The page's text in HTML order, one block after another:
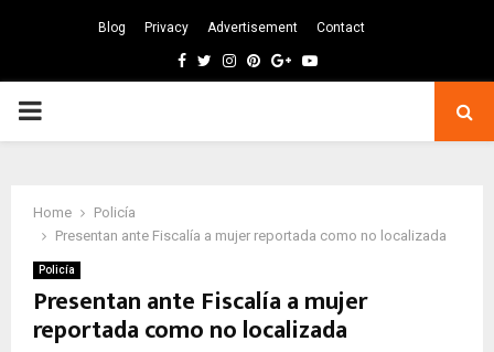
Blog Privacy Advertisement Contact
Facebook
TwitterInstagram
Pinterest
GoogleYoutube
PRIMARY
Home
Policía
Presentan ante Fiscalía a mujer reportada como no localizada
Policía
Presentan ante Fiscalía a mujer
reportada como no localizada